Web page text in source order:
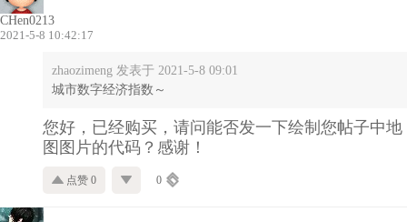
CHen0213
2021-5-8 10:42:17
zhaozimeng 发表于 2021-5-8 09:01
城市数字经济指数～
您好，已经购买，请问能否发一下绘制您帖子中地
图图片的代码？感谢！
点赞 0 0